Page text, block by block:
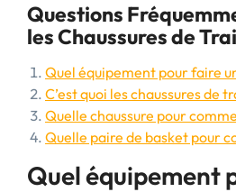
Questions
les Chaussures de
Quel équipement pour faire
C’est quoi les chaussures de
Quelle chaussure pour
Quelle paire de basket pour
Quel équipement